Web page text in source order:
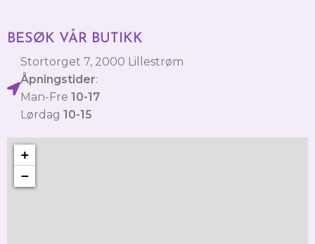
BESØK VÅR BUTIKK
Stortorget 7, 2000 Lillestrøm
Åpningstider:
Man-Fre 10-17
Lørdag 10-15
+
−